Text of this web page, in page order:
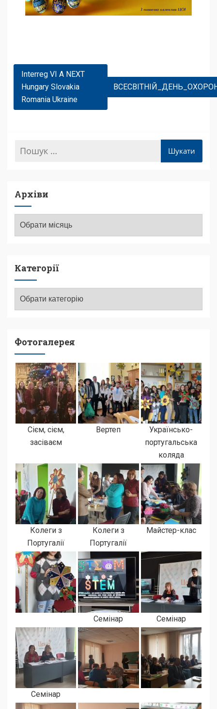
Навігація
Записів
Interreg VI A NEXT
Hungary Slovakia
Romania Ukraine
Архіви
Категорії
Фотогалерея
Сієм, сієм,
засіваєм
Вертеп
Українсько-
португальська
коляда
Колеги з
Португалії
Колеги з
Португалії
Майстер-клас
Семінар Семінар
Семінар